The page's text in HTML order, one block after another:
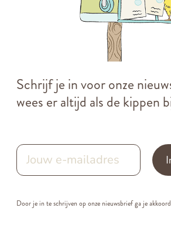
Schrijf je in voor onze
wees er altijd als de kippen
Door je in te schrijven op onze nieuwsbrief ga je